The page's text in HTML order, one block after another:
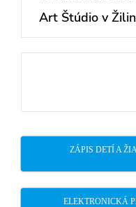
článku
Previous
post:
Art Štúdio v
post:
ZÁPIS DETÍ A
ELEKTRONICKÁ